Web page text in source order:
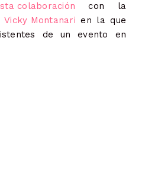
colaboración con la
Vicky Montanari en la que
de un evento en